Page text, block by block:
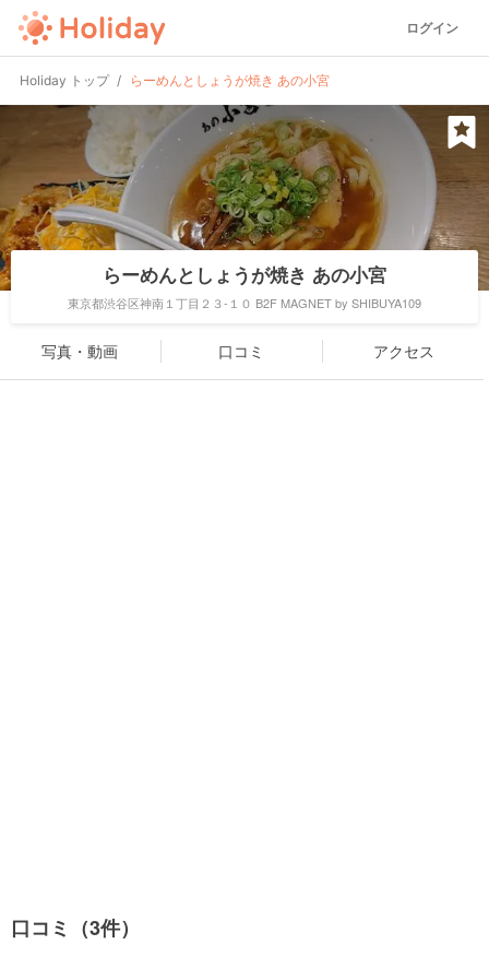
ログイン
Holiday トップ らーめんとしょうが焼き あの小宮
らーめんとしょうが焼き あの小宮
東京都渋谷区神南１丁目２３-１０ B2F MAGNET by SHIBUYA109
写真・動画 口コミ アクセス
口コミ（3件）